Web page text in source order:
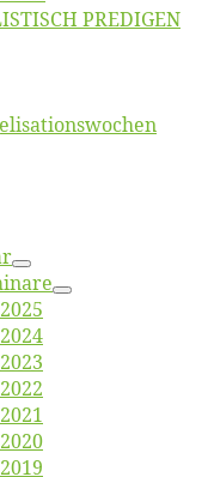
PREDIGEN